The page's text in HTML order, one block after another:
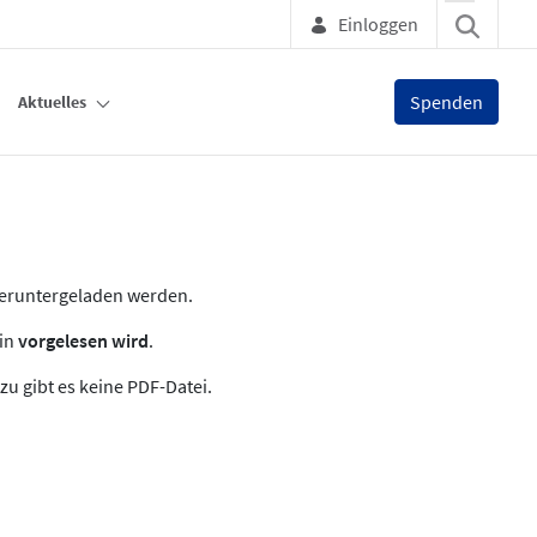
Einloggen
Aktuelles Spenden
werden.
vorgelesen wird.
gibt es keine PDF-Datei.